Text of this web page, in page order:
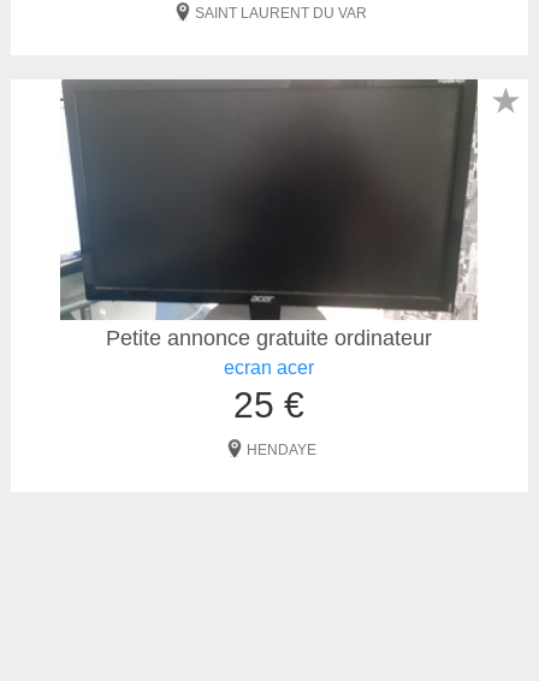
SAINT LAURENT DU VAR
Petite annonce gratuite ordinateur
ecran acer
25 €
HENDAYE
★